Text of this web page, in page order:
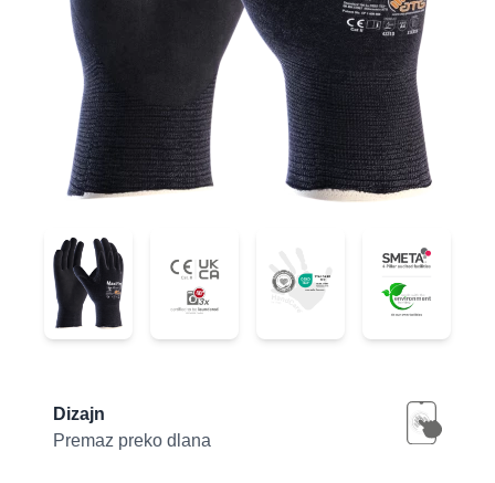
34-1743 34-1743
Product information
Dizajn
Premaz preko dlana